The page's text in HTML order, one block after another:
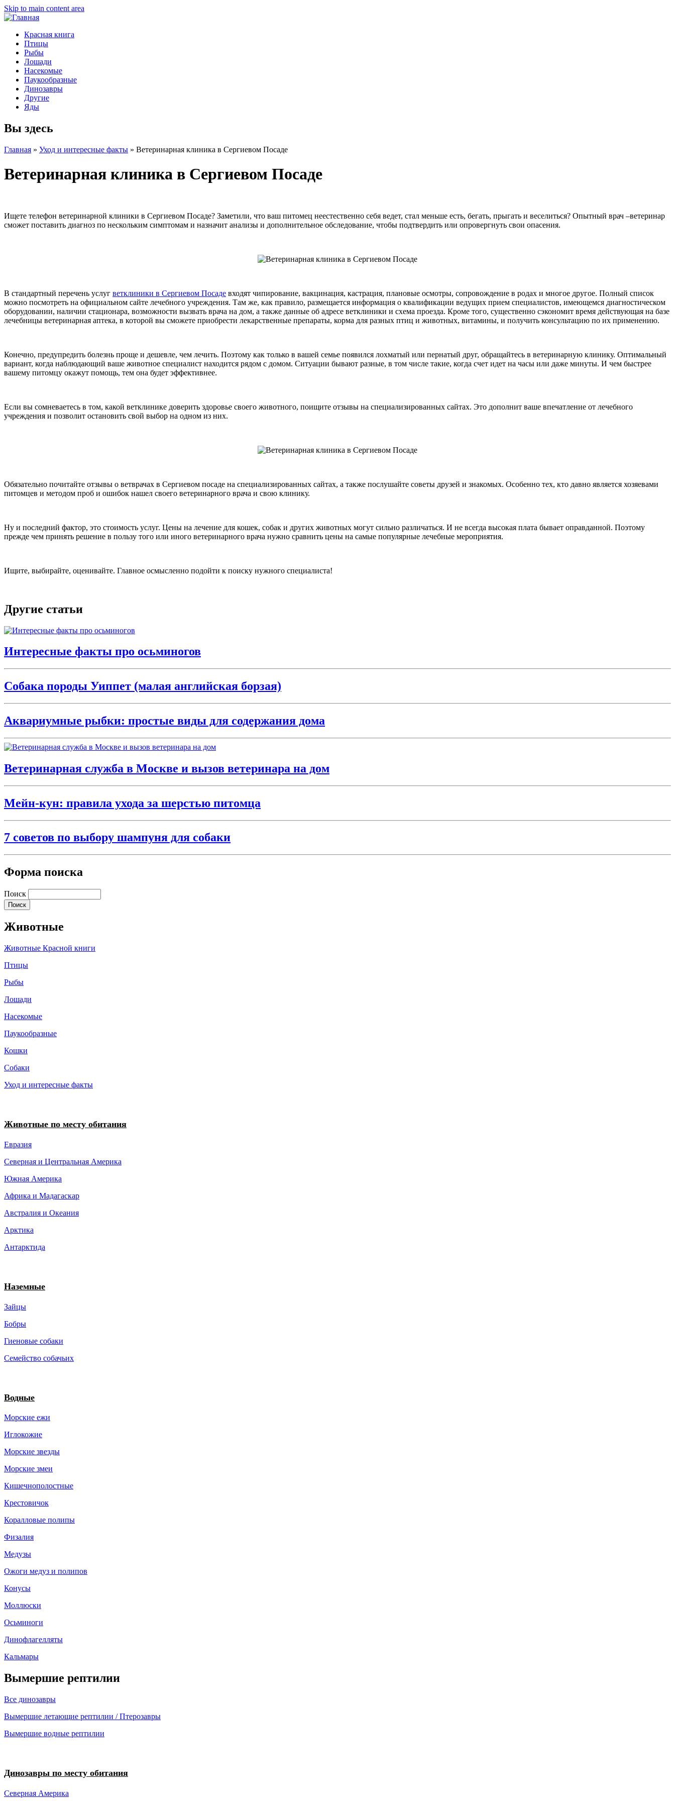
Skip to main content area
Красная книга
Птицы
Рыбы
Лошади
Насекомые
Паукообразные
Динозавры
Другие
Яды
Вы здесь
Главная » Уход и интересные факты » Ветеринарная клиника в Сергиевом Посаде
Ветеринарная клиника в Сергиевом Посаде
Ищете телефон ветеринарной клиники в Сергиевом Посаде? Заметили, что ваш питомец неестественно себя ведет, стал меньше есть, бегать, прыгать и веселиться? Опытный врач –ветеринар
сможет поставить диагноз по нескольким симптомам и назначит анализы и дополнительное обследование, чтобы подтвердить или опровергнуть свои опасения.
В стандартный перечень услуг ветклиники в Сергиевом Посаде входят чипирование, вакцинация, кастрация, плановые осмотры, сопровождение в родах и многое другое. Полный список
можно посмотреть на официальном сайте лечебного учреждения. Там же, как правило, размещается информация о квалификации ведущих прием специалистов, имеющемся диагностическом
оборудовании, наличии стационара, возможности вызвать врача на дом, а также данные об адресе ветклиники и схема проезда. Кроме того, существенно сэкономит время действующая на базе
лечебницы ветеринарная аптека, в которой вы сможете приобрести лекарственные препараты, корма для разных птиц и животных, витамины, и получить консультацию по их применению.
Конечно, предупредить болезнь проще и дешевле, чем лечить. Поэтому как только в вашей семье появился лохматый или пернатый друг, обращайтесь в ветеринарную клинику. Оптимальный
вариант, когда наблюдающий ваше животное специалист находится рядом с домом. Ситуации бывают разные, в том числе такие, когда счет идет на часы или даже минуты. И чем быстрее
вашему питомцу окажут помощь, тем она будет эффективнее.
Если вы сомневаетесь в том, какой ветклинике доверить здоровье своего животного, поищите отзывы на специализированных сайтах. Это дополнит ваше впечатление от лечебного
учреждения и позволит остановить свой выбор на одном из них.
Обязательно почитайте отзывы о ветврачах в Сергиевом посаде на специализированных сайтах, а также послушайте советы друзей и знакомых. Особенно тех, кто давно является хозяевами
питомцев и методом проб и ошибок нашел своего ветеринарного врача и свою клинику.
Ну и последний фактор, это стоимость услуг. Цены на лечение для кошек, собак и других животных могут сильно различаться. И не всегда высокая плата бывает оправданной. Поэтому
прежде чем принять решение в пользу того или иного ветеринарного врача нужно сравнить цены на самые популярные лечебные мероприятия.
Ищите, выбирайте, оценивайте. Главное осмысленно подойти к поиску нужного специалиста!
Другие статьи
Интересные факты про осьминогов
Собака породы Уиппет (малая английская борзая)
Аквариумные рыбки: простые виды для содержания дома
Ветеринарная служба в Москве и вызов ветеринара на дом
Мейн-кун: правила ухода за шерстью питомца
7 советов по выбору шампуня для собаки
Форма поиска
Поиск
Животные
Животные Красной книги
Птицы
Рыбы
Лошади
Насекомые
Паукообразные
Кошки
Собаки
Уход и интересные факты
Животные по месту обитания
Евразия
Северная и Центральная Америка
Южная Америка
Африка и Мадагаскар
Австралия и Океания
Арктика
Антарктида
Наземные
Зайцы
Бобры
Гиеновые собаки
Семейство собачьих
Водные
Морские ежи
Иглокожие
Морские звезды
Морские змеи
Кишечнополостные
Крестовичок
Коралловые полипы
Физалия
Медузы
Ожоги медуз и полипов
Конусы
Моллюски
Осьминоги
Динофлагелляты
Кальмары
Вымершие рептилии
Все динозавры
Вымершие летающие рептилии / Птерозавры
Вымершие водные рептилии
Динозавры по месту обитания
Северная Америка